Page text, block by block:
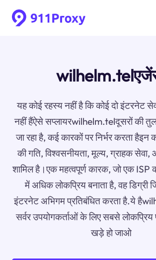
यह कोई रहस्य नहीं है कि कोई दो इंटरनेट
नहीं हैंऐसे सप्लायरwilhelm.telदूसरों की
जा रहा है, कई कारकों पर निर्भर करता हैइन
की गति, विश्वसनीयता, मूल्य, ग्राहक
शामिल है।एक महत्वपूर्ण कारक, जो एक ISP
में अधिक लोकप्रिय बनाता है, वह डिग्री
इंटरनेट अभिगम प्रतिबंधित करता है.ये
सर्वर उपयोगकर्ताओं के लिए सबसे
खड़े हो जाओ